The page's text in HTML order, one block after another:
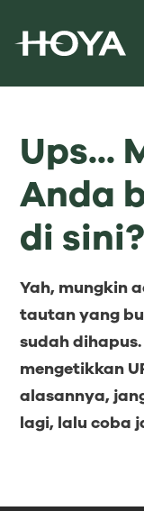
Ups...
Anda
di sini?
Yah, mungkin
tautan yang
sudah
mengetikkan
alasannya,
lagi, lalu coba